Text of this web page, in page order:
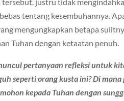
justru tidak
tentang kesembuhannya.
mengungkapkan betapa
Tuhan dengan ketaatan penuh.
pertanyaan refleksi untuk
seperti orang kusta ini? Di
kepada Tuhan dengan